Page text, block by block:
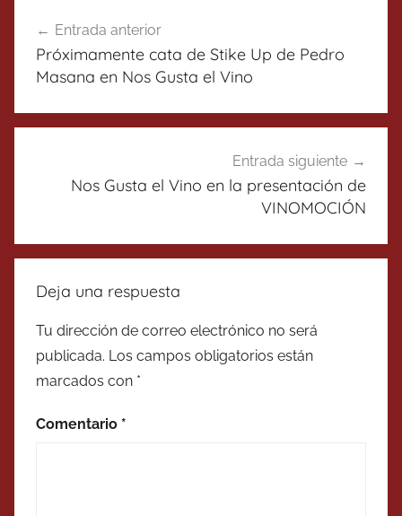
de
entradas
Entrada anterior
Próximamente cata de Stike Up de Pedro
Masana en Nos Gusta el Vino
Entrada siguiente
Nos Gusta el Vino en la presentación de
VINOMOCIÓN
Deja una respuesta
Tu dirección de correo electrónico no será
publicada. Los campos obligatorios están
marcados con *
Comentario *